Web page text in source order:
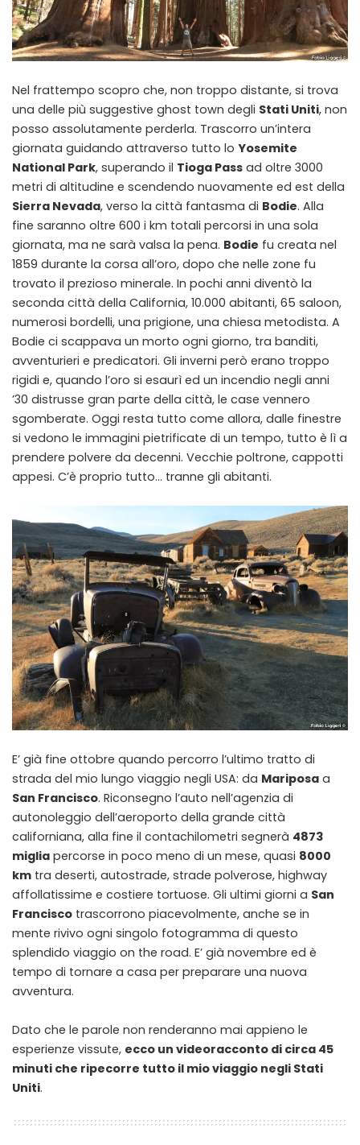
Nel frattempo scopro che, non troppo distante, si trova
una delle più suggestive ghost town degli Stati Uniti, non
posso assolutamente perderla. Trascorro un’intera
giornata guidando attraverso tutto lo Yosemite
National Park, superando il Tioga Pass ad oltre 3000
metri di altitudine e scendendo nuovamente ed est della
Sierra Nevada, verso la città fantasma di Bodie. Alla
fine saranno oltre 600 i km totali percorsi in una sola
giornata, ma ne sarà valsa la pena. Bodie fu creata nel
1859 durante la corsa all’oro, dopo che nelle zone fu
trovato il prezioso minerale. In pochi anni diventò la
seconda città della California, 10.000 abitanti, 65 saloon,
numerosi bordelli, una prigione, una chiesa metodista. A
Bodie ci scappava un morto ogni giorno, tra banditi,
avventurieri e predicatori. Gli inverni però erano troppo
rigidi e, quando l’oro si esaurì ed un incendio negli anni
’30 distrusse gran parte della città, le case vennero
sgomberate. Oggi resta tutto come allora, dalle finestre
si vedono le immagini pietrificate di un tempo, tutto è lì a
prendere polvere da decenni. Vecchie poltrone, cappotti
appesi. C’è proprio tutto… tranne gli abitanti.
E’ già fine ottobre quando percorro l’ultimo tratto di
strada del mio lungo viaggio negli USA: da Mariposa a
San Francisco. Riconsegno l’auto nell’agenzia di
autonoleggio dell’aeroporto della grande città
californiana, alla fine il contachilometri segnerà 4873
miglia percorse in poco meno di un mese, quasi 8000
km tra deserti, autostrade, strade polverose, highway
affollatissime e costiere tortuose. Gli ultimi giorni a San
Francisco trascorrono piacevolmente, anche se in
mente rivivo ogni singolo fotogramma di questo
splendido viaggio on the road. E’ già novembre ed è
tempo di tornare a casa per preparare una nuova
avventura.
Dato che le parole non renderanno mai appieno le
esperienze vissute, ecco un videoracconto di circa 45
minuti che ripecorre tutto il mio viaggio negli Stati
Uniti.